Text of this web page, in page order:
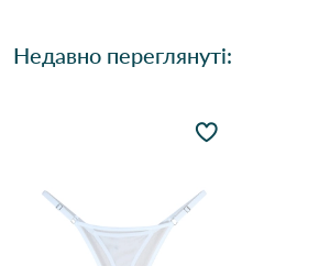
Недавно переглянуті: